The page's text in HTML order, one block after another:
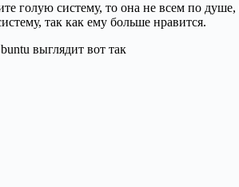
голую систему, то она не всем по
так как ему больше нравится.
выглядит вот так